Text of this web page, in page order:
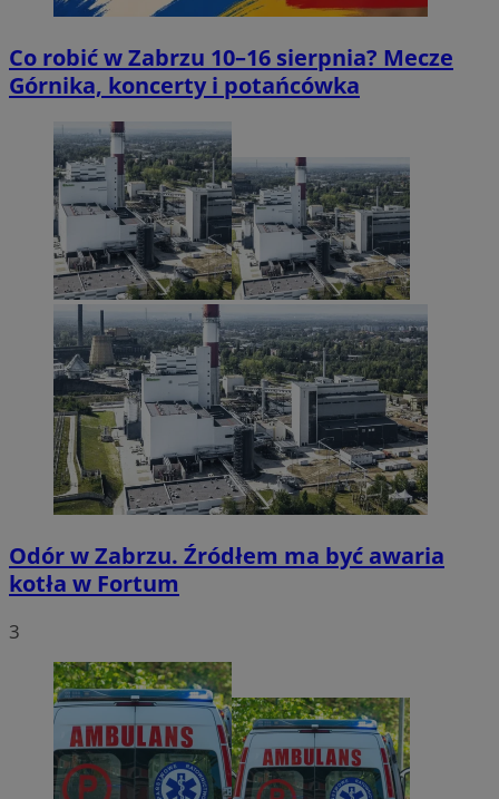
Co robić w Zabrzu 10–16 sierpnia? Mecze
Górnika, koncerty i potańcówka
Odór w Zabrzu. Źródłem ma być awaria
kotła w Fortum
3